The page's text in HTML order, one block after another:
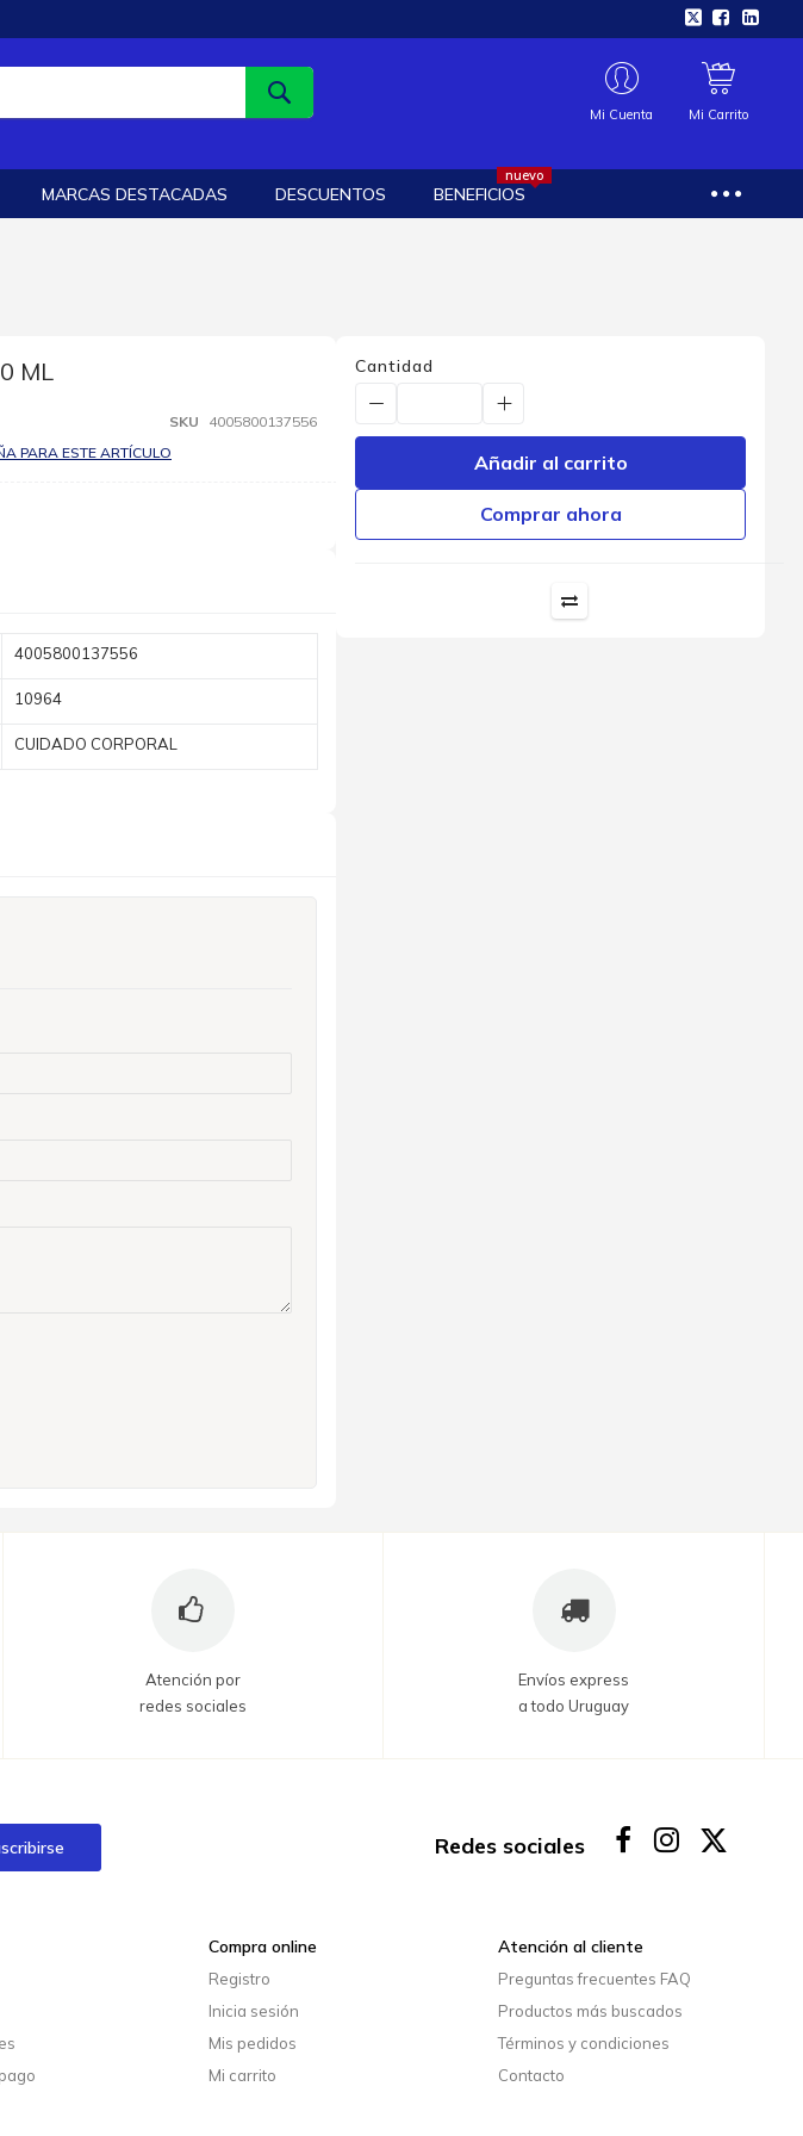
Mi Cuenta Mi Carrito
MARCAS DESTACADAS DESCUENTOS BENEFICIOS
nuevo
ML
SKU
4005800137556
PARA ESTE ARTÍCULO
4005800137556
10964
CUIDADO CORPORAL
Cantidad
Añadir al carrito
Comprar ahora
Atención por
redes sociales
Envíos express
a todo Uruguay
Redes sociales
Compra online
Registro
Inicia sesión
Mis pedidos
Mi carrito
Atención al cliente
Preguntas frecuentes FAQ
Productos más buscados
Términos y condiciones
Contacto